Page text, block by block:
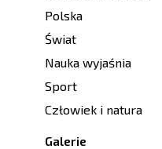
Polska
Świat
Nauka wyjaśnia
Sport
Człowiek i natura
Galerie